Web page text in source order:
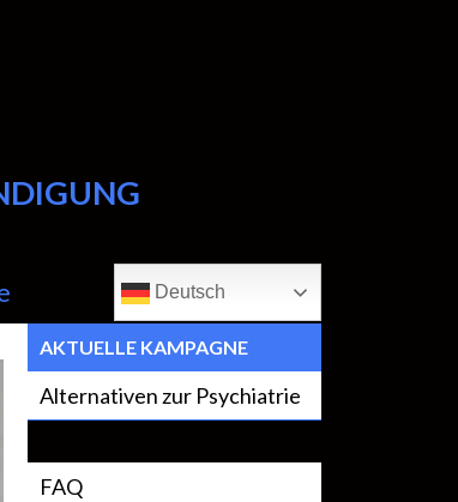
Deutsch
AKTUELLE KAMPAGNE
Alternativen zur Psychiatrie
FAQ